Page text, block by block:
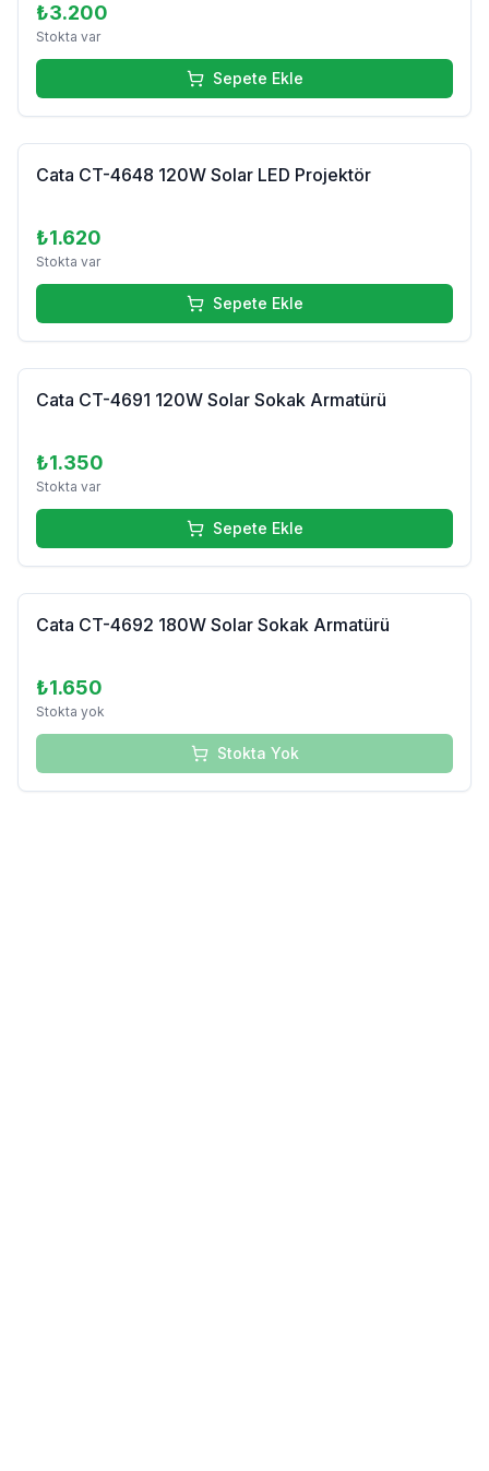
₺3.200
Stokta var
Sepete Ekle
Cata CT-4648 120W Solar LED Projektör
₺1.620
Stokta var
Sepete Ekle
Cata CT-4691 120W Solar Sokak Armatürü
₺1.350
Stokta var
Sepete Ekle
Cata CT-4692 180W Solar Sokak Armatürü
₺1.650
Stokta yok
Stokta Yok